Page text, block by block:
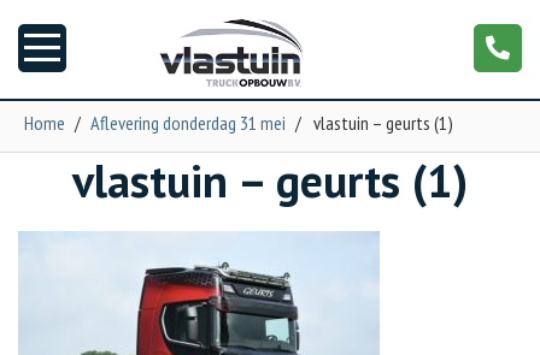
Nieuws
Home / Aflevering donderdag 31 mei / vlastuin – geurts (1)
vlastuin – geurts (1)